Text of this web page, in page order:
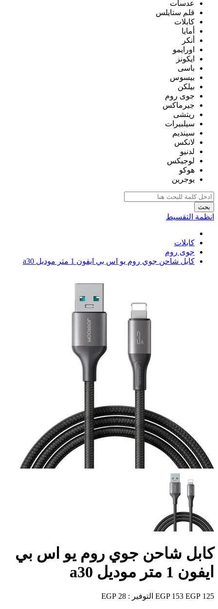
عدسات
قلم ستايلس
كابلات
أمايا
أنكر
اورايمو
ايكونز
باسى
بيسوس
بيلكن
جوى روم
جيرماكس
ريتشى
سيلبيرات
سينديم
لانكس
لدنيو
لوجيكس
هوكو
يوجرين
بحث
انظمة التقسيط
كابلات
جوى روم
كابل شاحن جوي روم يو اس بي ايفون 1 متر موديل a30
كابل شاحن جوي روم يو اس بي
ايفون 1 متر موديل a30
125 EGP
153 EGP التوفير : 28 EGP